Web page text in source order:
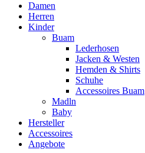
Damen
Herren
Kinder
Buam
Lederhosen
Jacken & Westen
Hemden & Shirts
Schuhe
Accessoires Buam
Madln
Baby
Hersteller
Accessoires
Angebote